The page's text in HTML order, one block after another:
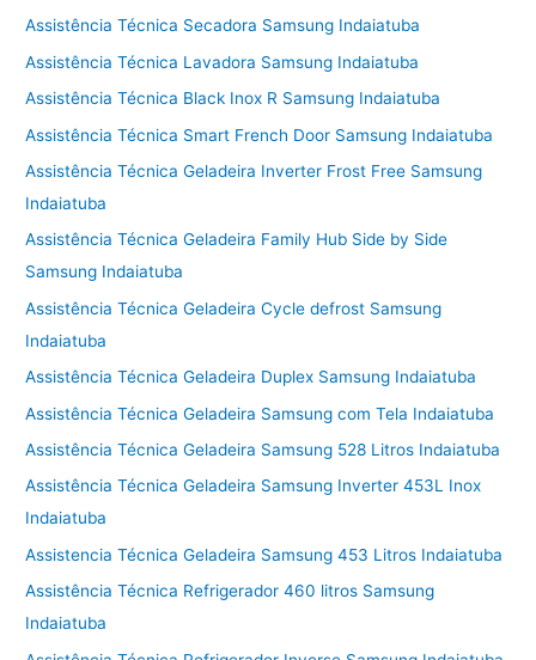
Assistência Técnica Secadora Samsung Indaiatuba
Assistência Técnica Lavadora Samsung Indaiatuba
Assistência Técnica Black Inox R Samsung Indaiatuba
Assistência Técnica Smart French Door Samsung Indaiatuba
Assistência Técnica Geladeira Inverter Frost Free Samsung
Indaiatuba
Assistência Técnica Geladeira Family Hub Side by Side
Samsung Indaiatuba
Assistência Técnica Geladeira Cycle defrost Samsung
Indaiatuba
Assistência Técnica Geladeira Duplex Samsung Indaiatuba
Assistência Técnica Geladeira Samsung com Tela Indaiatuba
Assistência Técnica Geladeira Samsung 528 Litros Indaiatuba
Assistência Técnica Geladeira Samsung Inverter 453L Inox
Indaiatuba
Assistencia Técnica Geladeira Samsung 453 Litros Indaiatuba
Assistência Técnica Refrigerador 460 litros Samsung
Indaiatuba